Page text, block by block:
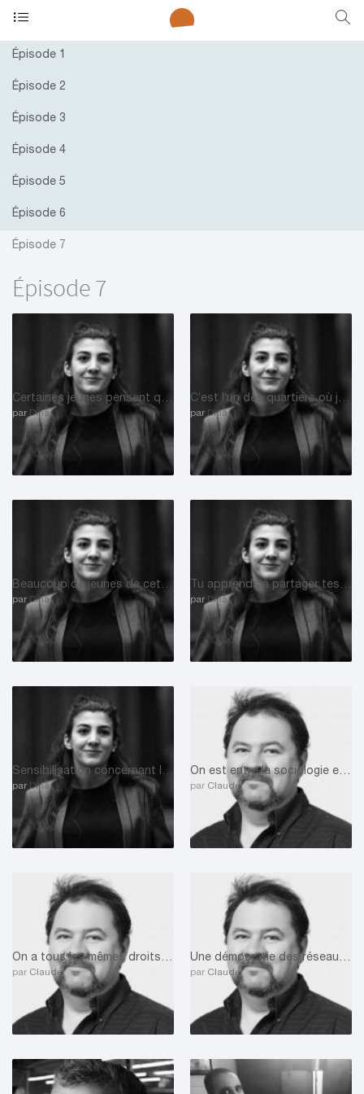
Épisode 1
Épisode 2
Épisode 3
Épisode 4
Épisode 5
Épisode 6
Épisode 7
Épisode 7
Certaines jeunes pensent que nous sommes voués à rester dans ce milieu-là.
par Dina
C’est l’un des quartiers où je peux faire le tour du monde.
par Dina
Beaucoup de jeunes de cette cour d’école ont réalisé leurs rêves.
par Dina
Tu apprends à partager tes idées et recevoir celles des autres.
par Dina
Sensibilisation concernant les enjeux jeunesse dans Côte-des-Neiges.
par Dina
On est entre la sociologie et la mathématique avec une expertise big data.
par Claude
On a tous les mêmes droits, mais les opportunités sont inégales.
par Claude
Une démocratie des réseaux sociaux porteuse de voix
par Claude